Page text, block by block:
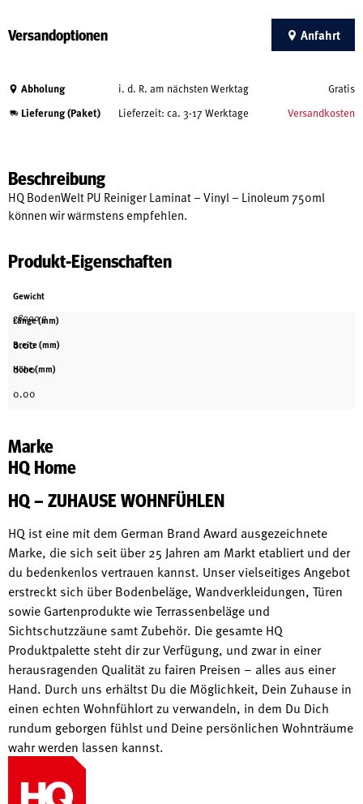
Versandoptionen Anfahrt
Abholung i. d. R. am nächsten Werktag Gratis
Lieferung (Paket) Lieferzeit: ca. 3-17 Werktage Versandkosten
Beschreibung
HQ BodenWelt PU Reiniger Laminat – Vinyl – Linoleum 750ml
können wir wärmstens empfehlen.
Produkt-Eigenschaften
Gewicht
28000 g
Länge (mm)
0.00
Breite (mm)
0.00
Höhe (mm)
0.00
Marke
HQ Home
HQ – ZUHAUSE WOHNFÜHLEN
HQ ist eine mit dem German Brand Award ausgezeichnete
Marke, die sich seit über 25 Jahren am Markt etabliert und der
du bedenkenlos vertrauen kannst. Unser vielseitiges Angebot
erstreckt sich über Bodenbeläge, Wandverkleidungen, Türen
sowie Gartenprodukte wie Terrassenbeläge und
Sichtschutzzäune samt Zubehör. Die gesamte HQ
Produktpalette steht dir zur Verfügung, und zwar in einer
herausragenden Qualität zu fairen Preisen – alles aus einer
Hand. Durch uns erhältst Du die Möglichkeit, Dein Zuhause in
einen echten Wohnfühlort zu verwandeln, in dem Du Dich
rundum geborgen fühlst und Deine persönlichen Wohnträume
wahr werden lassen kannst.